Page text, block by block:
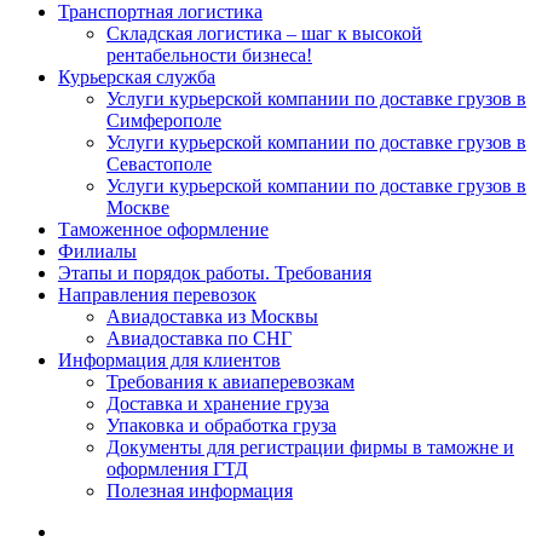
Транспортная логистика
Складская логистика – шаг к высокой
рентабельности бизнеса!
Курьерская служба
Услуги курьерской компании по доставке грузов в
Симферополе
Услуги курьерской компании по доставке грузов в
Севастополе
Услуги курьерской компании по доставке грузов в
Москве
Таможенное оформление
Филиалы
Этапы и порядок работы. Требования
Направления перевозок
Авиадоставка из Москвы
Авиадоставка по СНГ
Информация для клиентов
Требования к авиаперевозкам
Доставка и хранение груза
Упаковка и обработка груза
Документы для регистрации фирмы в таможне и
оформления ГТД
Полезная информация